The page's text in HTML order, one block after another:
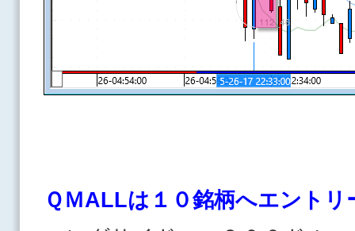
ＱＭALLは１０銘柄へエントリ